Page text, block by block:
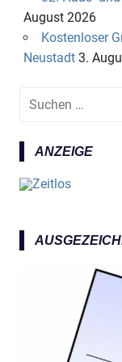
August 2026
Kostenloser
Neustadt 3.
c
h
e
ANZEIGE